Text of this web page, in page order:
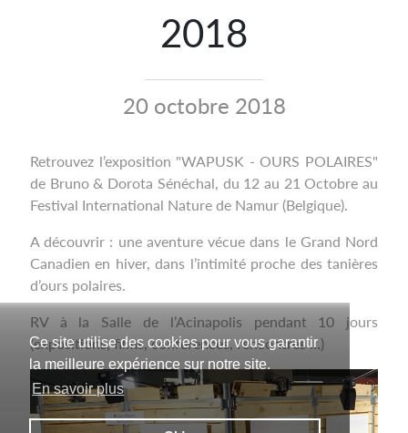
Ce site utilise des cookies pour vous garantir
la meilleure expérience sur notre site.
En savoir plus
2018
20 octobre 2018
Retrouvez l’exposition "WAPUSK - OURS POLAIRES"
de Bruno & Dorota Sénéchal, du 12 au 21 Octobre au
Festival International Nature de Namur (Belgique).
A découvrir : une aventure vécue dans le Grand Nord
Canadien en hiver, dans l’intimité proche des tanières
d’ours polaires.
RV à la Salle de l’Acinapolis pendant 10 jours
(expositions, films, conférences, rencontres …)